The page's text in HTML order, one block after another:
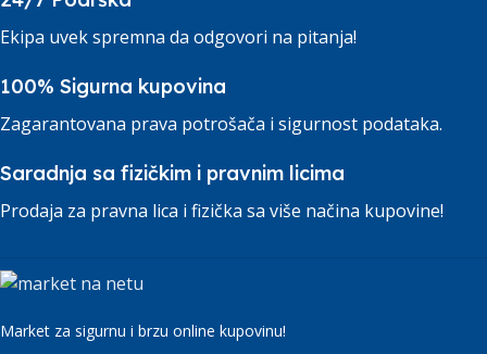
Ekipa uvek spremna da odgovori na pitanja!
100% Sigurna kupovina
Zagarantovana prava potrošača i sigurnost podataka.
Saradnja sa fizičkim i pravnim licima
Prodaja za pravna lica i fizička sa više načina kupovine!
Market za sigurnu i brzu online kupovinu!